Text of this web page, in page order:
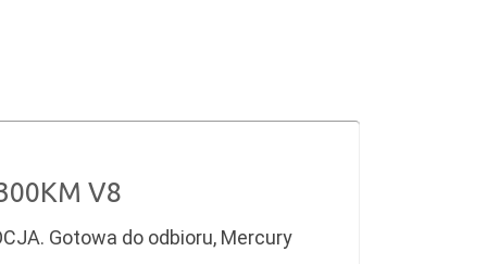
V8
Gotowa do odbioru, Mercury